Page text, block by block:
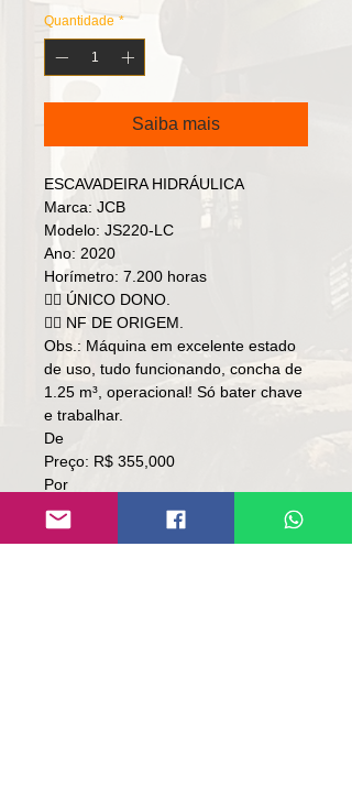
Quantidade *
Saiba mais
ESCAVADEIRA HIDRÁULICA
Marca: JCB
Modelo: JS220-LC
Ano: 2020
Horímetro: 7.200 horas
👉🏻 ÚNICO DONO.
👉🏻 NF DE ORIGEM.
Obs.: Máquina em excelente estado
de uso, tudo funcionando, concha de
1.25 m³, operacional! Só bater chave
e trabalhar.
De
Preço: R$ 355,000
Por
Preço: R$ 338,000
Local: RS.